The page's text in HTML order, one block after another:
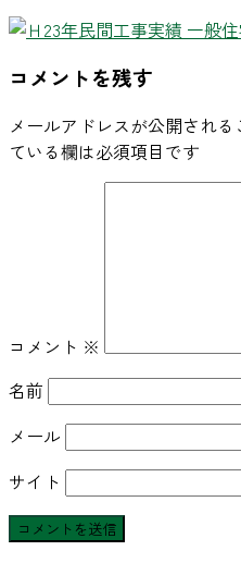
コメントを残す
メールアドレスが公開される
ている欄は必須項目です
コメント ※
名前
メール
サイト